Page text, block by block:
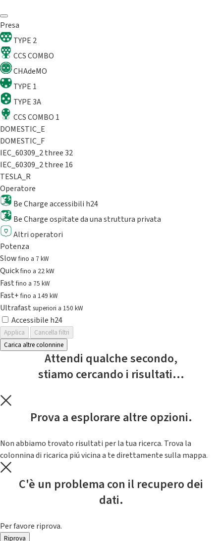
Presa
TYPE 2
CCS COMBO
CHAdeMO
TYPE 1
TYPE 3A
CCS COMBO 1
DOMESTIC_E
DOMESTIC_F
IEC_60309_2 three 32
IEC_60309_2 three 16
TESLA_R
Operatore
Be Charge accessibili h24
Be Charge ospitate da una struttura privata
Altri operatori
Potenza
Slowfino a 7 kW
Quickfino a 22 kW
Fastfino a 75 kW
Fast+fino a 149 kW
Ultrafast superiori a 150 kW
Accessibile h24
Applica
Cancella filtri
Carica altre colonnine
Attendi qualche secondo,
stiamo cercando i risultati...
Prova a esplorare altre opzioni.
Non abbiamo trovato risultati per la tua ricerca. Trova la
colonnina di ricarica piú vicina a te direttamente sulla mappa.
C'è un problema con il recupero dei
dati.
Per favore riprova.
Riprova